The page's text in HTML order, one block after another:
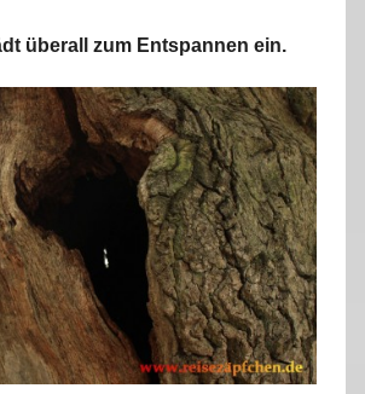
überall zum Entspannen ein.